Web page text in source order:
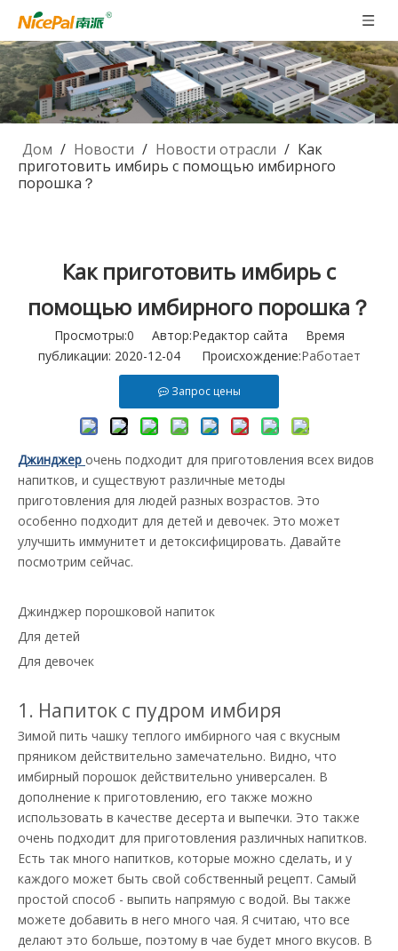
Дом / Новости / Новости отрасли / Как
приготовить имбирь с помощью имбирного
порошка？
Как приготовить имбирь с
помощью имбирного порошка？
Просмотры:0 Автор:Pедактор сайта Время
публикации: 2020-12-04 Происхождение:Работает
Запрос цены
Джинджер очень подходит для приготовления всех видов
напитков, и существуют различные методы
приготовления для людей разных возрастов. Это
особенно подходит для детей и девочек. Это может
улучшить иммунитет и детоксифицировать. Давайте
посмотрим сейчас.
Джинджер порошковой напиток
Для детей
Для девочек
1. Напиток с пудром имбиря
Зимой пить чашку теплого имбирного чая с вкусным
пряником действительно замечательно. Видно, что
имбирный порошок действительно универсален. В
дополнение к приготовлению, его также можно
использовать в качестве десерта и выпечки. Это также
очень подходит для приготовления различных напитков.
Есть так много напитков, которые можно сделать, и у
каждого может быть свой собственный рецепт. Самый
простой способ - выпить напрямую с водой. Вы также
можете добавить в него много чая. Я считаю, что все
делают это больше, поэтому в чае будет много вкусов. В